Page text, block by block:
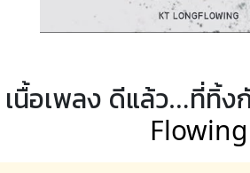
เนื้อเพลง ดีแล้ว…ที่ทิ้ง
Flowing